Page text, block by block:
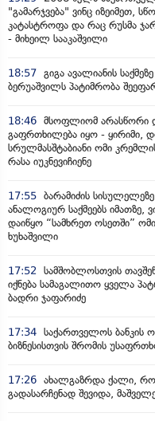
"გამარჯვება" ვინც იზეიმეთ,
კატასტროფა და რაც რუსმა
- მიხეილ სააკაშვილი
18:57 გიგა ავალიანის
ბერუაშვილს პატიმრობა
18:46 მსოფლიომ არასწორი
გაფრთხილება იყო - ყირიმი,
სრულმასშტაბიანი ომი
რასა იუკნევიჩიენე
17:55 ბარამიძის
ანალოგიურ საქმეებს იმათზე,
დაიწყო “სამხრეთ ოსეთში”
ხუხაშვილი
17:52 სამშობლოსთვის
იქნება სამაგალითო ყველა
ბადრი ჯაფარიძე
17:34 საქართველოს ბანკის
ბიზნესისთვის შრომის
17:26 ახალგაზრდა ქალი,
გადასარჩენად შევიდა,